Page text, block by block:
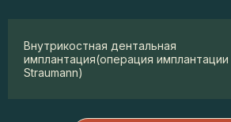
Внутрикостная дентальная
имплантация(операция имплантации
Straumann)